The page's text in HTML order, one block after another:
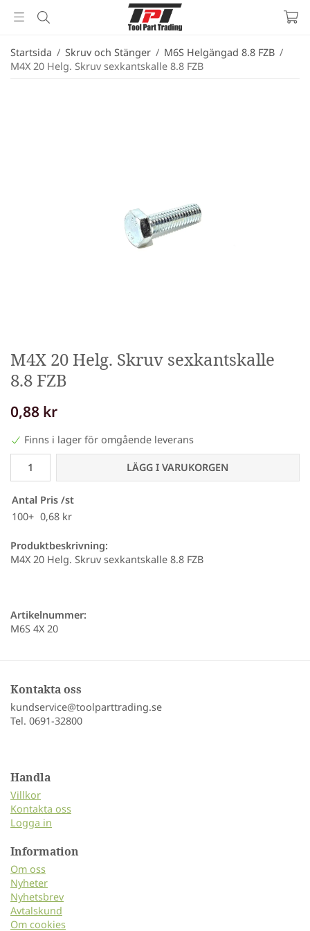
Startsida / Skruv och Stänger / M6S Helgängad 8.8 FZB /
M4X 20 Helg. Skruv sexkantskalle 8.8 FZB
M4X 20 Helg. Skruv sexkantskalle
8.8 FZB
0,88 kr
Finns i lager för omgående leverans
LÄGG I VARUKORGEN
Antal Pris /st
100+ 0,68 kr
Produktbeskrivning:
M4X 20 Helg. Skruv sexkantskalle 8.8 FZB
Artikelnummer:
M6S 4X 20
Kontakta oss
kundservice@toolparttrading.se
Tel. 0691-32800
Handla
Villkor
Kontakta oss
Logga in
Information
Om oss
Nyheter
Nyhetsbrev
Avtalskund
Om cookies